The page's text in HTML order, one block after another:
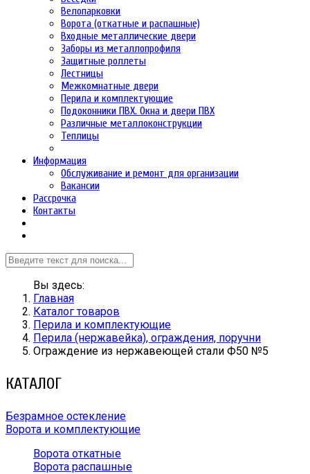
Велопарковки
Ворота (откатные и распашные)
Входные металлические двери
Заборы из металлопрофиля
Защитные роллеты
Лестницы
Межкомнатные двери
Перила и комплектующие
Подоконники ПВХ. Окна и двери ПВХ
Различные металлоконструкции
Теплицы
Информация
Обслуживание и ремонт для организации
Вакансии
Рассрочка
Контакты
Вы здесь:
Главная
Каталог товаров
Перила и комплектующие
Перила (нержавейка), ограждения, поручни
Ограждение из нержавеющей стали Ф50 №5
КАТАЛОГ
Безрамное остекление
Ворота и комплектующие
Ворота откатные
Ворота распашные